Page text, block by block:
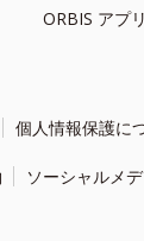
ORBIS アプリ
個人情報保護に
ソーシャルメ